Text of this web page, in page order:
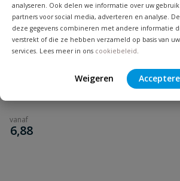
analyseren. Ook delen we informatie over uw
partners voor social media, adverteren en analyse.
deze gegevens combineren met andere informatie
verstrekt of die ze hebben verzameld op basis van
services. Lees meer in ons cookiebeleid
Weigeren
PVC drukbuis met lijmmof
PVC drukbuis met aangege- vormde
diameter 25 mm t/m 315 mm
vanaf
€
6,88